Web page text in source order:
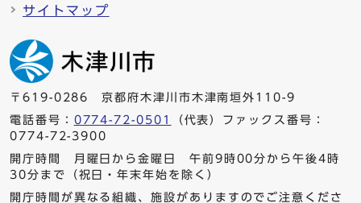
サイトマップ
〒619-0286 京都府木津川市木津南垣外110-9
電話番号： 0774-72-0501
（代表）ファックス番号：
0774-72-3900
開庁時間 月曜日から金曜日 午前9時00分から午後4時
30分まで（祝日・年末年始を除く）
開庁時間が異なる組織、施設がありますのでご注意くださ